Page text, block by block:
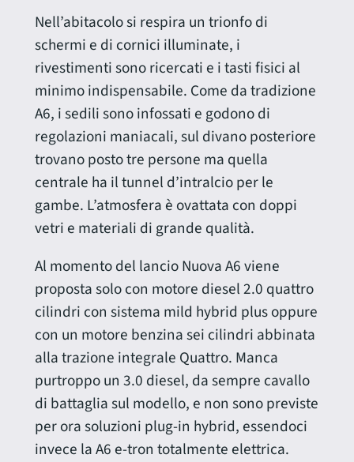
Nell’abitacolo si respira un trionfo di
schermi e di cornici illuminate, i
rivestimenti sono ricercati e i tasti fisici al
minimo indispensabile. Come da tradizione
A6, i sedili sono infossati e godono di
regolazioni maniacali, sul divano posteriore
trovano posto tre persone ma quella
centrale ha il tunnel d’intralcio per le
gambe. L’atmosfera è ovattata con doppi
vetri e materiali di grande qualità.
Al momento del lancio Nuova A6 viene
proposta solo con motore diesel 2.0 quattro
cilindri con sistema mild hybrid plus oppure
con un motore benzina sei cilindri abbinata
alla trazione integrale Quattro. Manca
purtroppo un 3.0 diesel, da sempre cavallo
di battaglia sul modello, e non sono previste
per ora soluzioni plug-in hybrid, essendoci
invece la A6 e-tron totalmente elettrica.